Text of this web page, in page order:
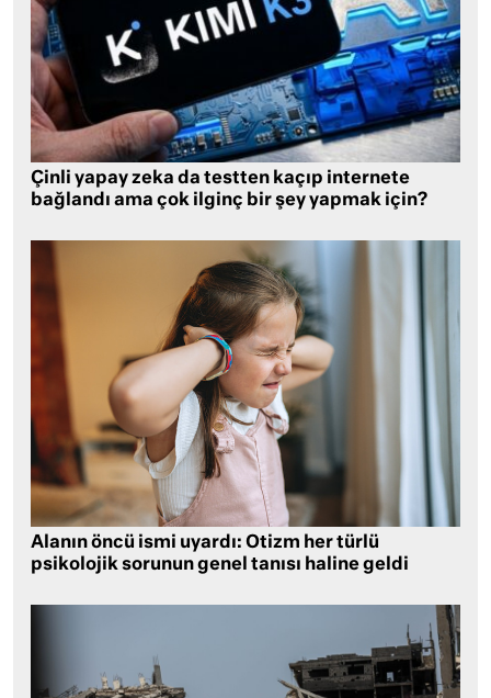
Çinli yapay zeka da testten kaçıp internete
bağlandı ama çok ilginç bir şey yapmak için?
Alanın öncü ismi uyardı: Otizm her türlü
psikolojik sorunun genel tanısı haline geldi